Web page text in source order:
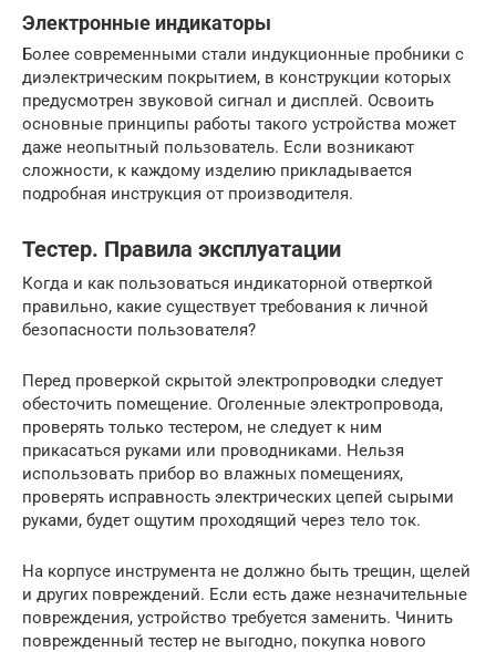
Электронные индикаторы
Более современными стали индукционные пробники с
диэлектрическим покрытием, в конструкции которых
предусмотрен звуковой сигнал и дисплей. Освоить
основные принципы работы такого устройства может
даже неопытный пользователь. Если возникают
сложности, к каждому изделию прикладывается
подробная инструкция от производителя.
Тестер. Правила эксплуатации
Когда и как пользоваться индикаторной отверткой
правильно, какие существует требования к личной
безопасности пользователя?
Перед проверкой скрытой электропроводки следует
обесточить помещение. Оголенные электропровода,
проверять только тестером, не следует к ним
прикасаться руками или проводниками. Нельзя
использовать прибор во влажных помещениях,
проверять исправность электрических цепей сырыми
руками, будет ощутим проходящий через тело ток.
На корпусе инструмента не должно быть трещин, щелей
и других повреждений. Если есть даже незначительные
повреждения, устройство требуется заменить. Чинить
поврежденный тестер не выгодно, покупка нового